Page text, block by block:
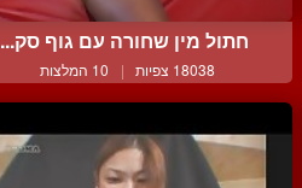
חתול מין שחורה עם גוף סק...
18038 צפיות | 10 המלצות